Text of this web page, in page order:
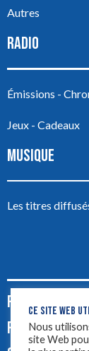
Autres
RADIO
Émissions -
Jeux - Cadeaux
MUSIQUE
Les titres
PODCASTS
PUB
CE SITE WEB
Nous
site Web